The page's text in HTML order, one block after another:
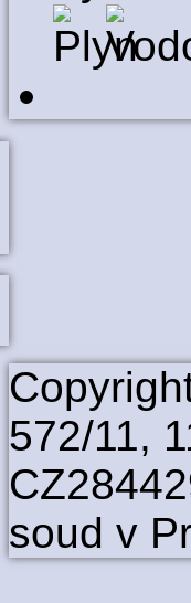
572/11,
soud v